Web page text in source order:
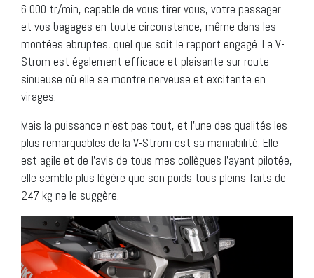
6 000 tr/min, capable de vous tirer vous, votre passager
et vos bagages en toute circonstance, même dans les
montées abruptes, quel que soit le rapport engagé. La V-
Strom est également efficace et plaisante sur route
sinueuse où elle se montre nerveuse et excitante en
virages.
Mais la puissance n’est pas tout, et l’une des qualités les
plus remarquables de la V-Strom est sa maniabilité. Elle
est agile et de l’avis de tous mes collègues l’ayant pilotée,
elle semble plus légère que son poids tous pleins faits de
247 kg ne le suggère.